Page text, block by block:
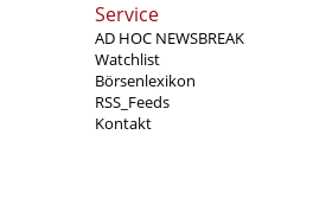
Service
AD HOC NEWSBREAK
Watchlist
Börsenlexikon
RSS_Feeds
Kontakt